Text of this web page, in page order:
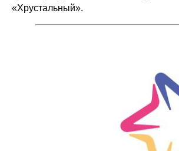
«Хрустальный».